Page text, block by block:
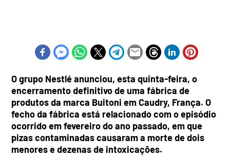
O grupo Nestlé anunciou, esta quinta-feira, o
encerramento definitivo de uma fábrica de
produtos da marca Buitoni em Caudry, França. O
fecho da fábrica está relacionado com o episódio
ocorrido em fevereiro do ano passado, em que
pizas contaminadas causaram a morte de dois
menores e dezenas de intoxicações.